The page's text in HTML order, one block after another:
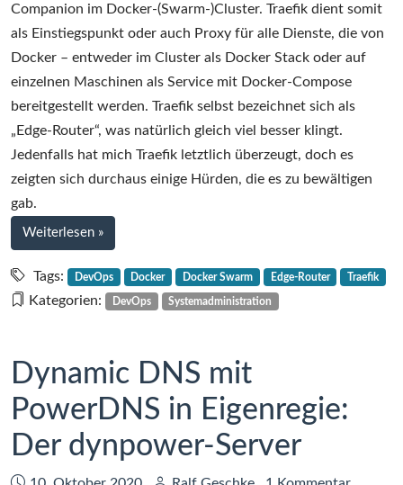
Traefik-
Geschichte
Companion im Docker-(Swarm-)Cluster. Traefik dient somit
als Einstiegspunkt oder auch Proxy für alle Dienste, die von
Docker – entweder im Cluster als Docker Stack oder auf
einzelnen Maschinen als Service mit Docker-Compose
bereitgestellt werden. Traefik selbst bezeichnet sich als
„Edge-Router“, was natürlich gleich viel besser klingt.
Jedenfalls hat mich Traefik letztlich überzeugt, doch es
zeigten sich durchaus einige Hürden, die es zu bewältigen
gab.
Weiterlesen bei
Eine
kleine
Traefik-
»
Tags: DevOps Docker Docker Swarm Edge-Router Traefik
Kategorien: DevOps Systemadministration
Dynamic DNS mit
PowerDNS in Eigenregie:
Der dynpower-Server